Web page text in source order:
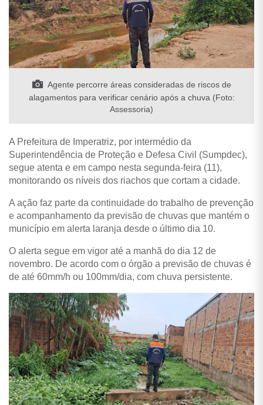
Agente percorre áreas consideradas de riscos de
alagamentos para verificar cenário após a chuva (Foto:
Assessoria)
A Prefeitura de Imperatriz, por intermédio da
Superintendência de Proteção e Defesa Civil (Sumpdec),
segue atenta e em campo nesta segunda-feira (11),
monitorando os níveis dos riachos que cortam a cidade.
A ação faz parte da continuidade do trabalho de prevenção
e acompanhamento da previsão de chuvas que mantém o
município em alerta laranja desde o último dia 10.
O alerta segue em vigor até a manhã do dia 12 de
novembro. De acordo com o órgão a previsão de chuvas é
de até 60mm/h ou 100mm/dia, com chuva persistente.